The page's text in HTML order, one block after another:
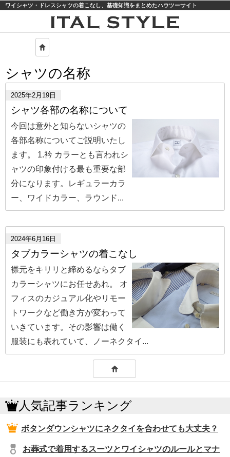
ワイシャツ・ドレスシャツの着こなし、基礎知識をまとめたハウツーサイト
シャツの名称
2025年2月19日
シャツ各部の名称について
今回は意外と知らないシャツの
各部名称についてご説明いたし
ます。 1.衿 カラーとも言われシ
ャツの印象付ける最も重要な部
分になります。レギュラーカラ
ー、ワイドカラー、ラウンド...
2024年6月16日
タブカラーシャツの着こなし
襟元をキリリと締めるならタブ
カラーシャツにお任せあれ。 オ
フィスのカジュアル化やリモー
トワークなど働き方が変わって
いきています。その影響は働く
服装にも表れていて、ノーネクタイ...
人気記事ランキング
ボタンダウンシャツにネクタイを合わせても大丈夫？
お葬式で着用するスーツとワイシャツのルールとマナ
モバイルPC